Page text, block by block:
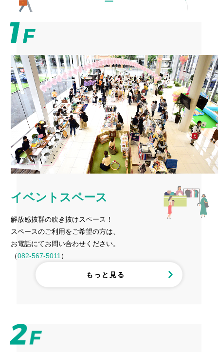
■
イベントスペース
解放感抜群の吹き抜けスペース！
スペースのご利用をご希望の方は、
お電話にてお問い合わせください。
（082-567-5011）
もっと見る